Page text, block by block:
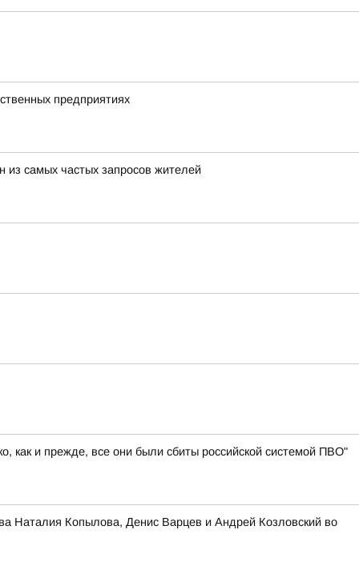
предприятиях
самых частых запросов жителей
как и прежде, все они были сбиты российской системой ПВО"
Наталия Копылова, Денис Варцев и Андрей Козловский во